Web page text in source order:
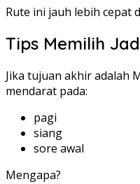
Rute ini jauh lebih cepat
Tips Memilih
Jika tujuan akhir adalah
mendarat pada:
pagi
siang
sore awal
Mengapa?